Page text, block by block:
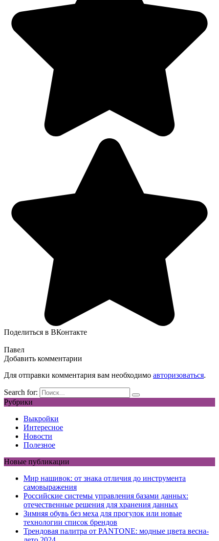
Поделиться в ВКонтакте
Павел
Добавить комментарии
Для отправки комментария вам необходимо авторизоваться.
Search for:
Рубрики
Выкройки
Интересное
Новости
Полезное
Новые публикации
Мир нашивок: от знака отличия до инструмента
самовыражения
Российские системы управления базами данных:
отечественные решения для хранения данных
Зимняя обувь без меха для прогулок или новые
технологии список брендов
Трендовая палитра от PANTONE: модные цвета весна-